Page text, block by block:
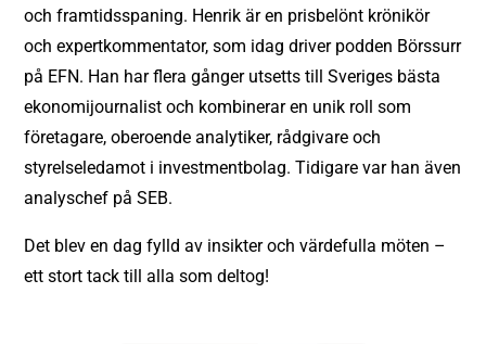
och framtidsspaning. Henrik är en prisbelönt krönikör
och expertkommentator, som idag driver podden Börssurr
på EFN. Han har flera gånger utsetts till Sveriges bästa
ekonomijournalist och kombinerar en unik roll som
företagare, oberoende analytiker, rådgivare och
styrelseledamot i investmentbolag. Tidigare var han även
analyschef på SEB.
Det blev en dag fylld av insikter och värdefulla möten –
ett stort tack till alla som deltog!